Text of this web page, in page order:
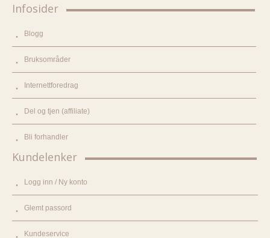
Infosider
Blogg
Bruksområder
Internettforedrag
Del og tjen (affiliate)
Bli forhandler
Kundelenker
Logg inn / Ny konto
Glemt passord
Kundeservice